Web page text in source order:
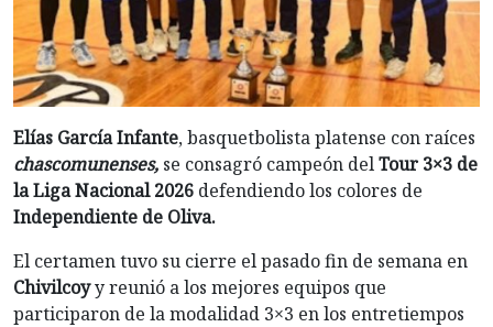
Elías García Infante, basquetbolista platense con raíces
chascomunenses, se consagró campeón delTour 3×3 de
la Liga Nacional 2026 defendiendo los colores de
Independiente de Oliva.
El certamen tuvo su cierre el pasado fin de semana en
Chivilcoyy reunió a los mejores equipos que
participaron de la modalidad 3×3 en los entretiempos